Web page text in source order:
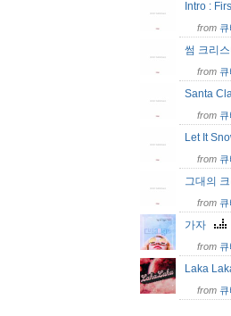
Intro :
from 큐
썸 크리
from 큐
Santa
from 큐
Let It
from 큐
그대의
from 큐
가자
from 큐
Laka
from 큐